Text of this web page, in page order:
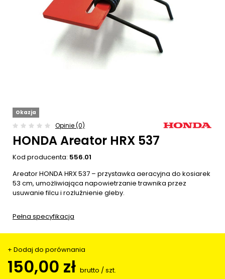
Okazja
Opinie (0)
HONDA Areator HRX 537
Kod producenta: 556.01
Areator HONDA HRX 537 – przystawka aeracyjna do kosiarek
53 cm, umożliwiająca napowietrzanie trawnika przez
usuwanie filcu i rozluźnienie gleby.
Pełna specyfikacja
+ Dodaj do porównania
150,00 zł brutto /szt.